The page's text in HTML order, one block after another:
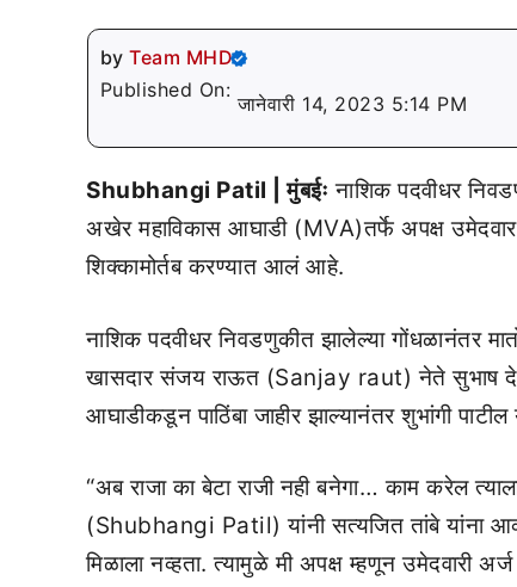
by Team MHD
Published On:
जानेवारी 14, 2023 5:14 PM
Shubhangi Patil | मुंबईः नाशिक पदवीधर
अखेर महाविकास आघाडी (MVA)तर्फे अपक्ष
शिक्कामोर्तब करण्यात आलं आहे.
नाशिक पदवीधर निवडणुकीत झालेल्या गोंधळानंतर
खासदार संजय राऊत (Sanjay raut) नेते सुभाष
आघाडीकडून पाठिंबा जाहीर झाल्यानंतर शुभांगी
“अब राजा का बेटा राजी नही बनेगा… काम करेल
(Shubhangi Patil) यांनी सत्यजित तांबे यांना
मिळाला नव्हता. त्यामुळे मी अपक्ष म्हणून उमेदवारी